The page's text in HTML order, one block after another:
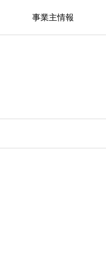
事業主情報